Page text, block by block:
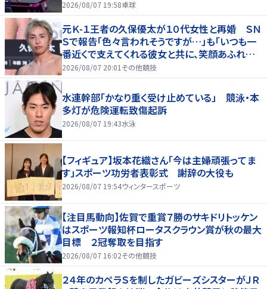
2026/08/07 19:58卓球
元Ｋ-１王者の久保優太が１０代女性と再婚 ＳＮ
Ｓで報告「色々言われそうですが…」も「いつも一
番近くで支えてくれる彼女と共に、笑顔あふれる
家庭を築いていきたい」
2026/08/07 20:01 その他競技
水連幹部「かなり重く受け止めている」 競泳・本
多灯が危険運転致傷起訴
2026/08/07 19:43水泳
【フィギュア】坂本花織さん「今は主婦頑張ってま
す」スポーツ功労者表彰式 謝辞の大役も
2026/08/07 19:54ウィンタースポーツ
【注目馬動向】佐賀で重賞７勝のサキドリトッケン
はスポーツ報知杯ロータスクラウン賞が秋の最大
目標 ２冠奪取を目指す
2026/08/07 16:02その他競技
２４年のカペラＳを制したガビーズシスターがＪＲ